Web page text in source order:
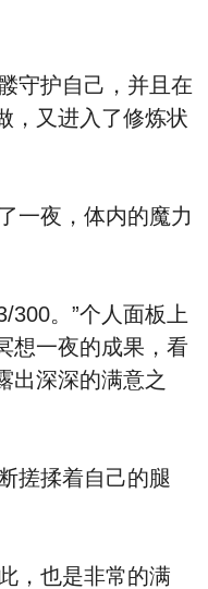
守护自己，并且在
，又进入了修炼状
一夜，体内的魔力
。”个人面板上
想一夜的成果，看
出深深的满意之
搓揉着自己的腿
，也是非常的满